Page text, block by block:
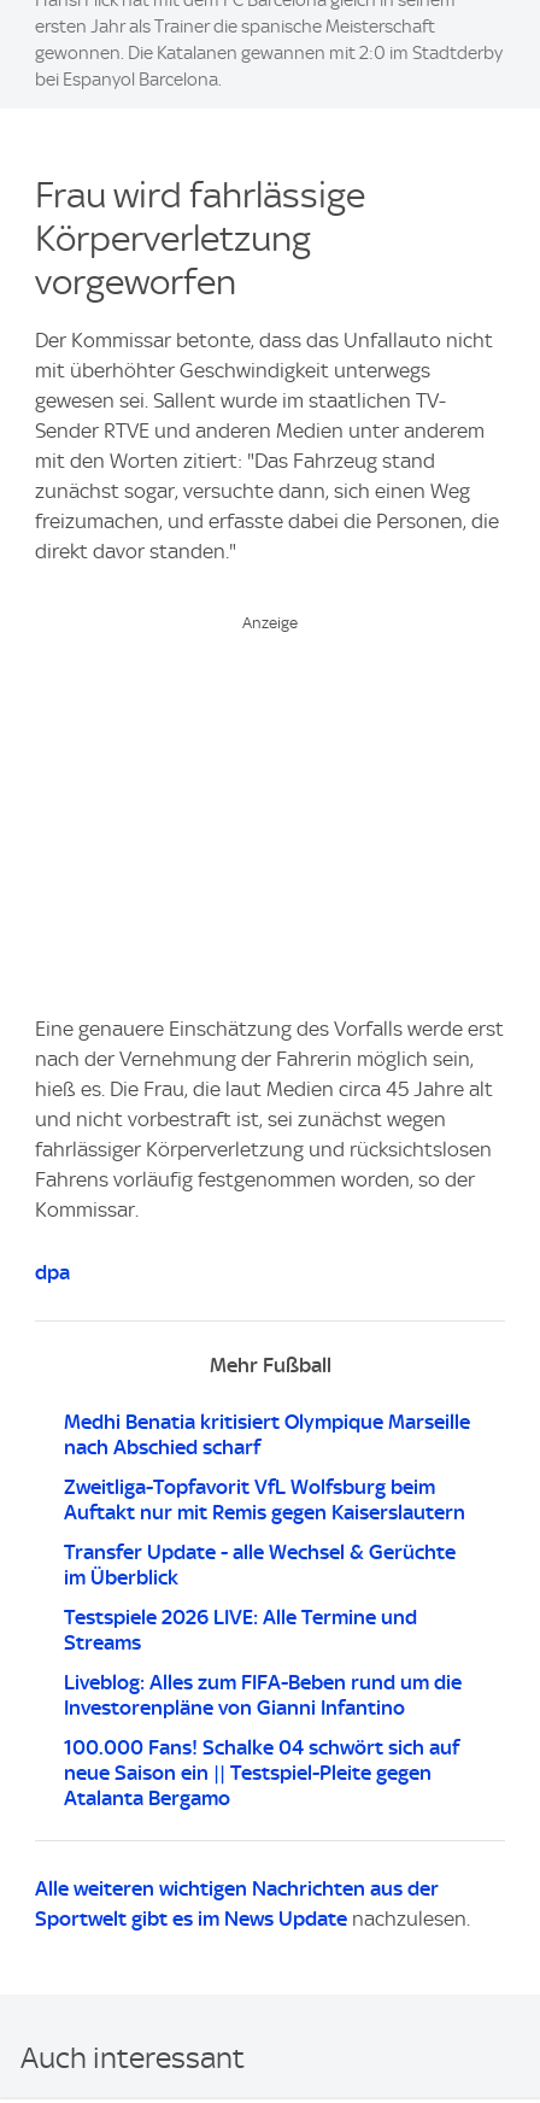
ersten Jahr als Trainer die spanische Meisterschaft
gewonnen. Die Katalanen gewannen mit 2:0 im Stadtderby
bei Espanyol Barcelona.
Frau wird fahrlässige
Körperverletzung
vorgeworfen
Der Kommissar betonte, dass das Unfallauto nicht
mit überhöhter Geschwindigkeit unterwegs
gewesen sei. Sallent wurde im staatlichen TV-
Sender RTVE und anderen Medien unter anderem
mit den Worten zitiert: "Das Fahrzeug stand
zunächst sogar, versuchte dann, sich einen Weg
freizumachen, und erfasste dabei die Personen, die
direkt davor standen."
Eine genauere Einschätzung des Vorfalls werde erst
nach der Vernehmung der Fahrerin möglich sein,
hieß es. Die Frau, die laut Medien circa 45 Jahre alt
und nicht vorbestraft ist, sei zunächst wegen
fahrlässiger Körperverletzung und rücksichtslosen
Fahrens vorläufig festgenommen worden, so der
Kommissar.
dpa
Mehr Fußball
Medhi Benatia kritisiert Olympique Marseille
nach Abschied scharf
Zweitliga-Topfavorit VfL Wolfsburg beim
Auftakt nur mit Remis gegen Kaiserslautern
Transfer Update - alle Wechsel & Gerüchte
im Überblick
Testspiele 2026 LIVE: Alle Termine und
Streams
Liveblog: Alles zum FIFA-Beben rund um die
Investorenpläne von Gianni Infantino
100.000 Fans! Schalke 04 schwört sich auf
neue Saison ein || Testspiel-Pleite gegen
Atalanta Bergamo
Alle weiteren wichtigen Nachrichten aus der
Sportwelt gibt es im News Update nachzulesen.
Auch interessant